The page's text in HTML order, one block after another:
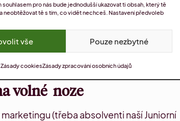
souhlasem pro nás bude jednodušší ukazovat ti obsah, který tě
neobtěžovat tě s tím, co vidět nechceš. Nastavení předvoleb
vše Pouze nezbytné
Zásady cookiesZásady zpracování osobních údajů
potkat s absolventy všech našich
volné noze
(třeba absolventi naší Juniorní